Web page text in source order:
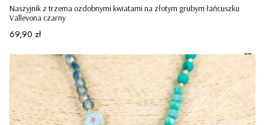
Naszyjnik z trzema ozdobnymi kwiatami na złotym grubym łańcuszku
Vallevona czarny
Cena
69,90 zł